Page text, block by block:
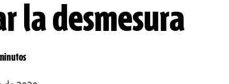
la desmesura